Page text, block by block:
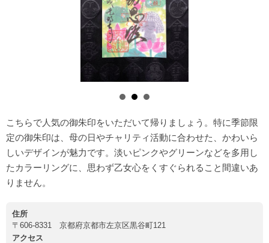
こちらで人気の御朱印をいただいて帰りましょう。特に季節限
定の御朱印は、母の日やチャリティ活動に合わせた、かわいら
しいデザインが魅力です。淡いピンクやグリーンなどを多用し
たカラーリングに、思わず乙女心をくすぐられること間違いあ
りません。
住所
〒606-8331 京都府京都市左京区黒谷町121
アクセス